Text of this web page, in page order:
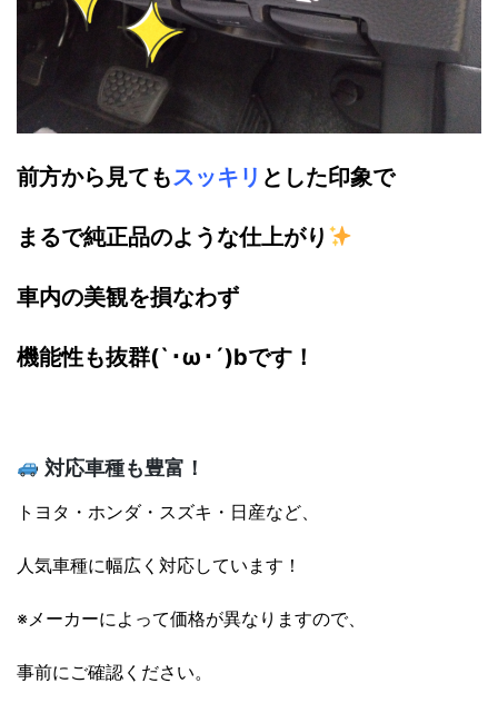
前方から見てもスッキリ とした印象で
まるで純正品のような仕上がり
車内の美観を損なわず
機能性も抜群(`･ω･´)bです！
対応車種も豊富！
トヨタ・ホンダ・スズキ・日産など、
人気車種に幅広く対応しています！
※メーカーによって価格が異なりますので、
事前にご確認ください。